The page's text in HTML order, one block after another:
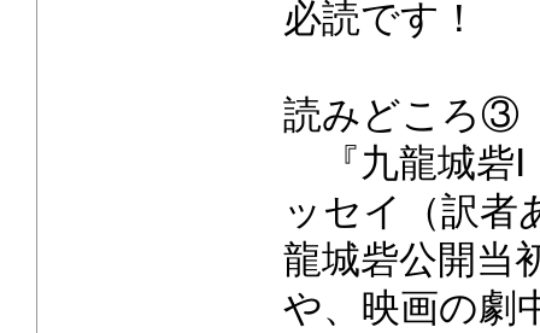
必読です！
読みどころ③
『九龍城砦
ッセイ（訳者
龍城砦公開当
や、映画の劇